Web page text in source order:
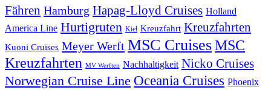
Fähren Hamburg Hapag-Lloyd Cruises Holland
America Line Hurtigruten Kiel Kreuzfahrt Kreuzfahrten
Kuoni Cruises Meyer Werft MSC CruisesMSC
Kreuzfahrten MV Werften Nachhaltigkeit Nicko Cruises
Norwegian Cruise Line Oceania Cruises Phoenix